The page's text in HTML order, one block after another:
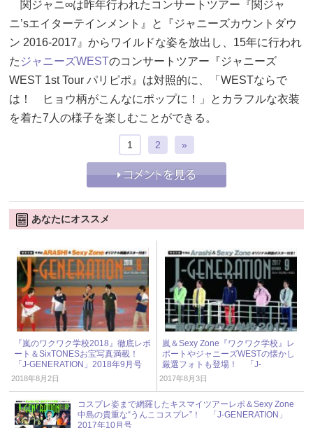
関ジャニ∞は昨年行われたコンサートツアー『関ジャ
ニ’sエイターテインメント』と『ジャニーズカウントダウ
ン 2016-2017』からワイルドな姿を放出し、15年に行われ
た ジャニーズWESTのコンサートツアー『ジャニーズ
WEST 1st Tour パリピポ』は対照的に、「WESTならで
は！ ヒョウ柄がこんなにポップに！」とカラフルな衣装
を着た7人の様子を楽しむことができる。
1 2 »
あなたにオススメ
『嵐のワクワク学校2018』徹底レポ
ート＆SixTONESお宝写真満載！
「J-GENERATION」2018年9月号
2018年8月2日
嵐＆Sexy Zone『ワクワク学校』レ
ポートやジャニーズWESTの懐かし
厳選フォトも登場！ 「J-
GENERATION」2017年9月号
2017年8月3日
コスプレ姿まで網羅したキスマイツアーレポ＆Sexy Zone
中島の貴重な“うんこコスプレ”！ 「J-GENERATION」
2017年10月号